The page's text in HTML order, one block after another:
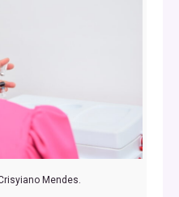
Mendes.